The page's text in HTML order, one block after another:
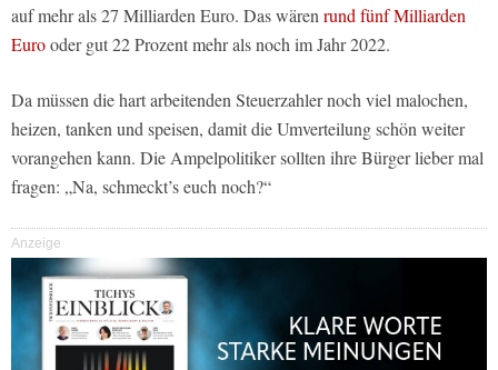
auf mehr als 27 Milliarden Euro. Das wären rund fünf Milliarden
Eurooder gut 22 Prozent mehr als noch im Jahr 2022.
Da müssen die hart arbeitenden Steuerzahler noch viel malochen,
heizen, tanken und speisen, damit die Umverteilung schön weiter
vorangehen kann. Die Ampelpolitiker sollten ihre Bürger lieber mal
fragen: „Na, schmeckt’s euch noch?“
Anzeige